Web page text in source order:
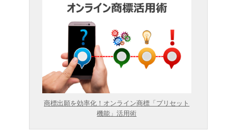
商標出願を効率化！オンライン商標「プリセット
機能」活用術